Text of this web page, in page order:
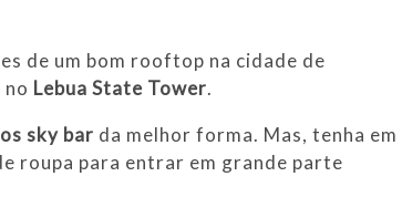
de um bom rooftop na cidade de
no Lebua State Tower.
sky bar da melhor forma. Mas, tenha em
roupa para entrar em grande parte